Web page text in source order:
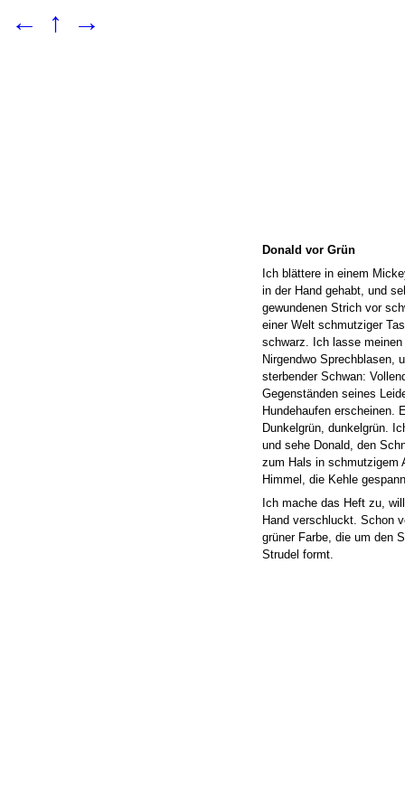
← ↑ →
Donald vor Grün
Ich blättere in einem
in der Hand gehabt, und
gewundenen Strich vor
einer Welt schmutziger
schwarz. Ich lasse
Nirgendwo Sprechblasen,
sterbender Schwan:
Gegenständen seines
Hundehaufen erscheinen.
Dunkelgrün, dunkelgrün.
und sehe Donald, den
zum Hals in schmutzigem
Himmel, die Kehle
Ich mache das Heft zu,
Hand verschluckt. Schon
grüner Farbe, die um den
Strudel formt.